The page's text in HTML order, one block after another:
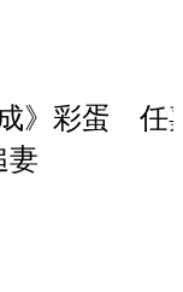
成》彩蛋 任
妻